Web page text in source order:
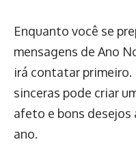
Enquanto você se
mensagens de Ano
irá contatar primeiro.
sinceras pode criar
afeto e bons desejos
ano.